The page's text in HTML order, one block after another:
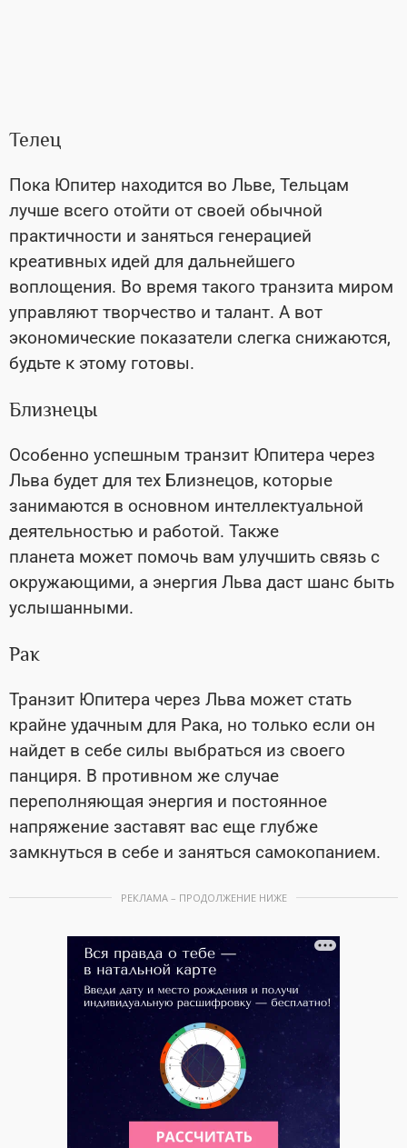
Телец
Пока Юпитер находится во Льве, Тельцам
лучше всего отойти от своей обычной
практичности и заняться генерацией
креативных идей для дальнейшего
воплощения. Во время такого транзита миром
управляют творчество и талант. А вот
экономические показатели слегка снижаются,
будьте к этому готовы.
Близнецы
Особенно успешным транзит Юпитера через
Льва будет для тех Близнецов, которые
занимаются в основном интеллектуальной
деятельностью и работой. Также
планета может помочь вам улучшить связь с
окружающими, а энергия Льва даст шанс быть
услышанными.
Рак
Транзит Юпитера через Льва может стать
крайне удачным для Рака, но только если он
найдет в себе силы выбраться из своего
панциря. В противном же случае
переполняющая энергия и постоянное
напряжение заставят вас еще глубже
замкнуться в себе и заняться самокопанием.
РЕКЛАМА – ПРОДОЛЖЕНИЕ НИЖЕ